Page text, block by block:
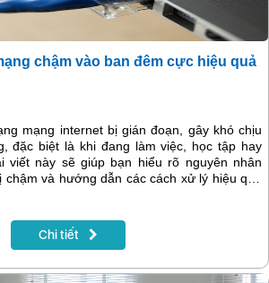
chậm vào ban đêm cực hiệu quả
mạng internet bị gián đoạn, gây khó chịu
đặc biệt là khi đang làm việc, học tập hay
viết này sẽ giúp bạn hiểu rõ nguyên nhân
chậm và hướng dẫn các cách xử lý hiệu quả
Chi tiết